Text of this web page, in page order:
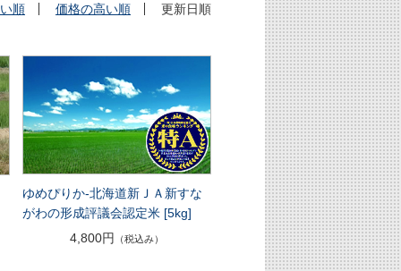
順 価格の高い順 更新日順
ゆめぴりか-北海道新ＪＡ新すな
がわの形成評議会認定米 [5kg]
4,800円
（税込み）